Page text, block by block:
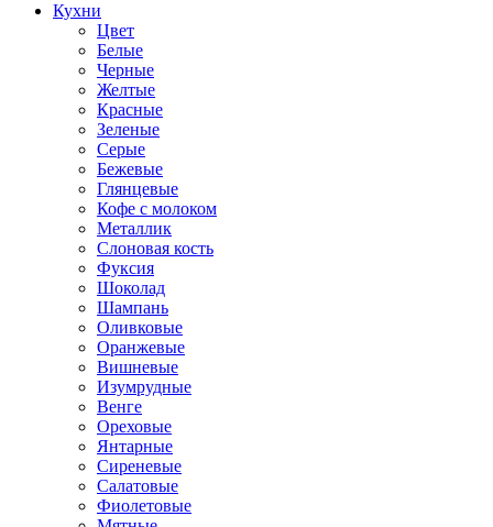
Кухни
Цвет
Белые
Черные
Желтые
Красные
Зеленые
Серые
Бежевые
Глянцевые
Кофе с молоком
Металлик
Слоновая кость
Фуксия
Шоколад
Шампань
Оливковые
Оранжевые
Вишневые
Изумрудные
Венге
Ореховые
Янтарные
Сиреневые
Салатовые
Фиолетовые